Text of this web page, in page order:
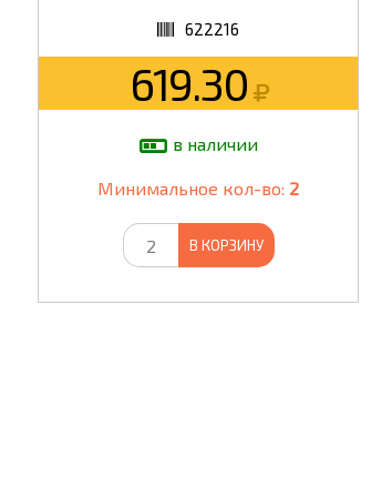
622216
619.30
в наличии
Минимальное кол-во: 2
В КОРЗИНУ